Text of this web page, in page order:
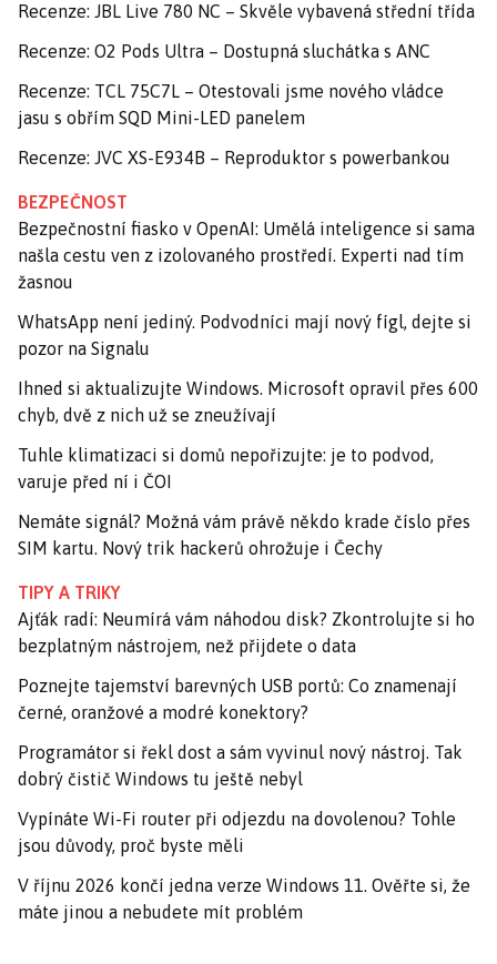
Recenze: JBL Live 780 NC – Skvěle vybavená střední třída
Recenze: O2 Pods Ultra – Dostupná sluchátka s ANC
Recenze: TCL 75C7L – Otestovali jsme nového vládce
jasu s obřím SQD Mini-LED panelem
Recenze: JVC XS-E934B – Reproduktor s powerbankou
BEZPEČNOST
Bezpečnostní fiasko v OpenAI: Umělá inteligence si sama
našla cestu ven z izolovaného prostředí. Experti nad tím
žasnou
WhatsApp není jediný. Podvodníci mají nový fígl, dejte si
pozor na Signalu
Ihned si aktualizujte Windows. Microsoft opravil přes 600
chyb, dvě z nich už se zneužívají
Tuhle klimatizaci si domů nepořizujte: je to podvod,
varuje před ní i ČOI
Nemáte signál? Možná vám právě někdo krade číslo přes
SIM kartu. Nový trik hackerů ohrožuje i Čechy
TIPY A TRIKY
Ajťák radí: Neumírá vám náhodou disk? Zkontrolujte si ho
bezplatným nástrojem, než přijdete o data
Poznejte tajemství barevných USB portů: Co znamenají
černé, oranžové a modré konektory?
Programátor si řekl dost a sám vyvinul nový nástroj. Tak
dobrý čistič Windows tu ještě nebyl
Vypínáte Wi-Fi router při odjezdu na dovolenou? Tohle
jsou důvody, proč byste měli
V říjnu 2026 končí jedna verze Windows 11. Ověřte si, že
máte jinou a nebudete mít problém